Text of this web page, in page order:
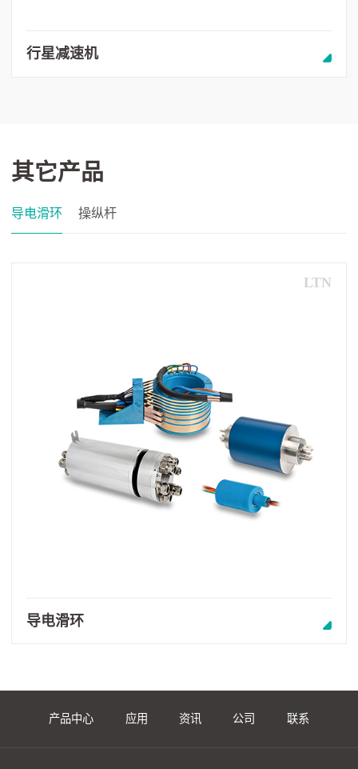
行星减速机
其它产品
导电滑环 操纵杆
LTN
导电滑环
产品中心 应用 资讯 公司 联系